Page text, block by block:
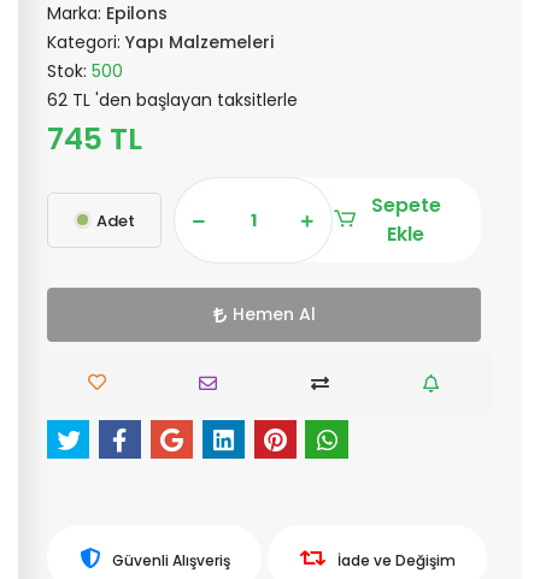
Marka: Epilons
Kategori: Yapı Malzemeleri
Stok: 500
62 TL 'den başlayan taksitlerle
745 TL
Adet
Sepete
Ekle
Hemen Al
Güvenli Alışveriş İade ve Değişim